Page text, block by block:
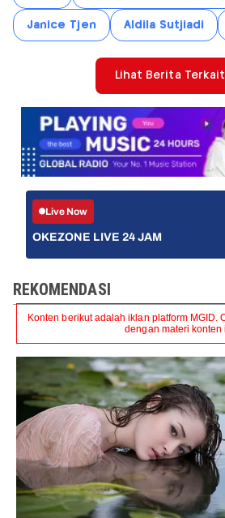
Janice Tjen Aldila Sutjiadi
Lihat Berita Terkait
Live Now
OKEZONE LIVE 24 JAM